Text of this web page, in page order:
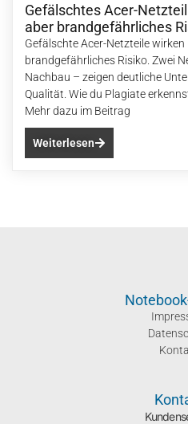
Gefälschtes Acer-
aber brandgefährliches
Gefälschte Acer-Netzteile
brandgefährliches Risiko. Zwei
Nachbau – zeigen deutliche
Qualität. Wie du Plagiate
Mehr dazu im Beitrag
Weiterlesen